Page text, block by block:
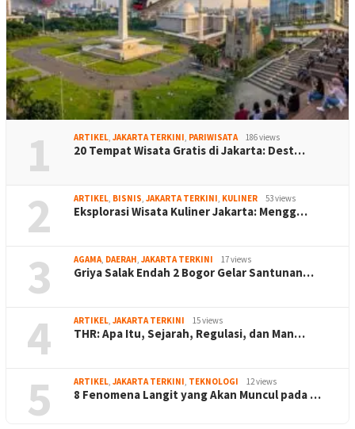
1 ARTIKEL JAKARTA TERKINI PARIWISATA 186 views
20 Tempat Wisata Gratis di Jakarta: Dest…
2 ARTIKEL BISNIS JAKARTA TERKINI KULINER 53 views
Eksplorasi Wisata Kuliner Jakarta: Mengg…
3 AGAMA DAERAH JAKARTA TERKINI 17 views
Griya Salak Endah 2 Bogor Gelar Santunan…
4 ARTIKEL JAKARTA TERKINI 15 views
THR: Apa Itu, Sejarah, Regulasi, dan Man…
5 ARTIKEL JAKARTA TERKINI TEKNOLOGI 12 views
8 Fenomena Langit yang Akan Muncul pada …